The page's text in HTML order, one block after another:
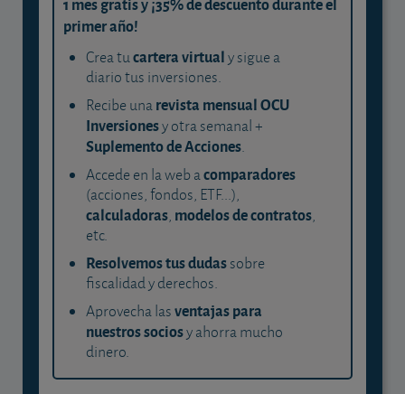
primer año!
Crea tucartera virtualy sigue a
diario tus inversiones.
Recibe unarevista mensual OCU
Inversionesy otra semanal +
Suplemento de Acciones.
Accede en la web acomparadores
(acciones, fondos, ETF...),
calculadoras, modelos de contratos,
etc.
Resolvemos tus dudassobre
fiscalidad y derechos.
Aprovecha lasventajas para
nuestros sociosy ahorra mucho
dinero.